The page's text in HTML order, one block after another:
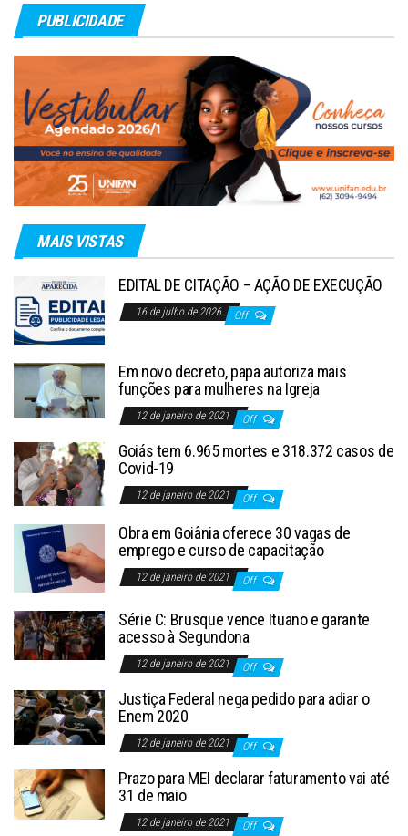
PUBLICIDADE
MAIS VISTAS
EDITAL DE CITAÇÃO – AÇÃO DE EXECUÇÃO
16 de julho de 2026 Off
Em novo decreto, papa autoriza mais
funções para mulheres na Igreja
12 de janeiro de 2021 Off
Goiás tem 6.965 mortes e 318.372 casos de
Covid-19
12 de janeiro de 2021 Off
Obra em Goiânia oferece 30 vagas de
emprego e curso de capacitação
12 de janeiro de 2021 Off
Série C: Brusque vence Ituano e garante
acesso à Segundona
12 de janeiro de 2021 Off
Justiça Federal nega pedido para adiar o
Enem 2020
12 de janeiro de 2021 Off
Prazo para MEI declarar faturamento vai até
31 de maio
12 de janeiro de 2021 Off